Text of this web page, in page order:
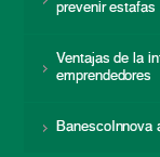
prevenir estafas
Ventajas de la
emprendedores
BanescoInnova